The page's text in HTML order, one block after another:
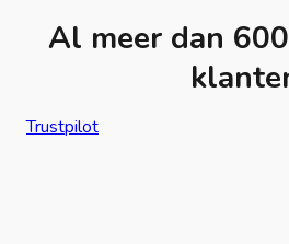
Al meer dan
Trustpilot